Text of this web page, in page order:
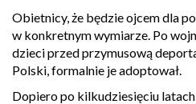
Obietnicy, że będzie ojcem dla
w konkretnym wymiarze. Po
dzieci przed przymusową
Polski, formalnie je adoptował.
Dopiero po kilkudziesięciu